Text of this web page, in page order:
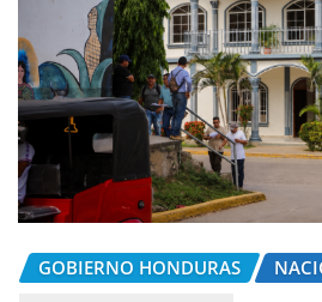
GOBIERNO HONDURAS